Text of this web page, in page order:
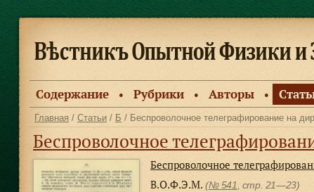
Содержание ● Рубрики ● Авторы ●
Главная / Статьи / Б / Беспроволочное телеграфирование на
Беспроволочное
Беспроволочное
В.О.Ф.Э.М. (№ 541 , стр. 21—23)